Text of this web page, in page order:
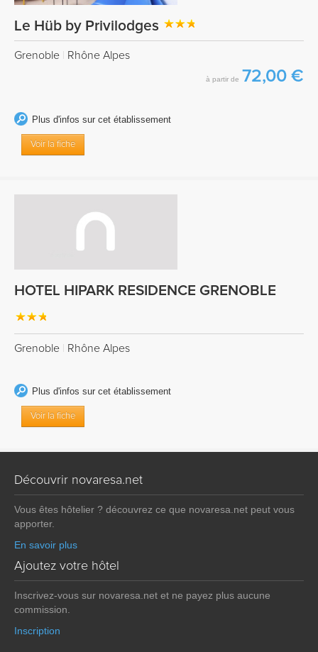
Le Hüb by Privilodges
Grenoble Rhône Alpes
à partir de 72,00 €
Plus d'infos sur cet établissement
Voir la fiche
HOTEL HIPARK RESIDENCE GRENOBLE
Grenoble Rhône Alpes
Plus d'infos sur cet établissement
Voir la fiche
Découvrir novaresa.net
Vous êtes hôtelier ? découvrez ce que novaresa.net peut vous
apporter.
En savoir plus
Ajoutez votre hôtel
Inscrivez-vous sur novaresa.net et ne payez plus aucune
commission.
Inscription